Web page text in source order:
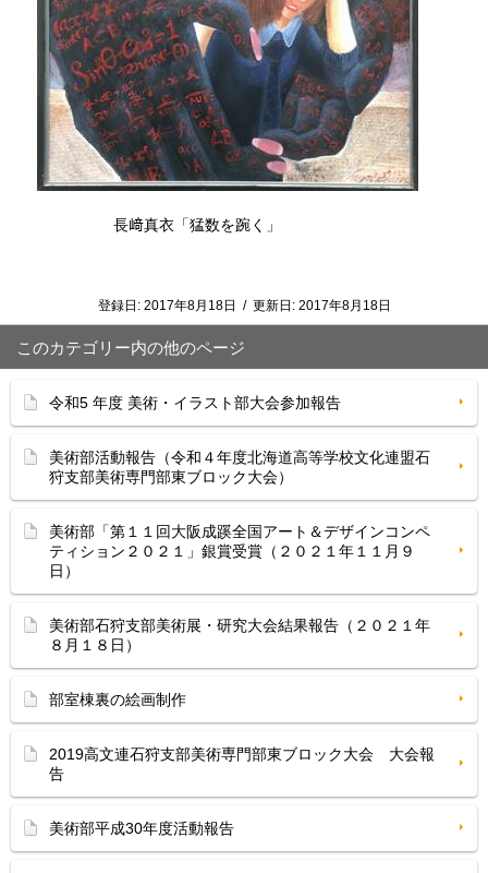
長﨑真衣「猛数を踠く」
登録日: 2017年8月18日 / 更新日: 2017年8月18日
このカテゴリー内の他のページ
令和5 年度 美術・イラスト部大会参加報告
美術部活動報告（令和４年度北海道高等学校文化連盟石
狩支部美術専門部東ブロック大会）
美術部「第１１回大阪成蹊全国アート＆デザインコンペ
ティション２０２１」銀賞受賞（２０２１年１１月９
日）
美術部石狩支部美術展・研究大会結果報告（２０２１年
８月１８日）
部室棟裏の絵画制作
2019高文連石狩支部美術専門部東ブロック大会 大会報
告
美術部平成30年度活動報告